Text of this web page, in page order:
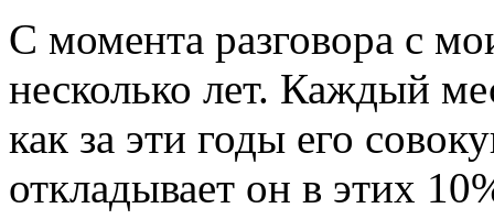
С момента разговора с
несколько лет. Каждый
как за эти годы его
откладывает он в этих